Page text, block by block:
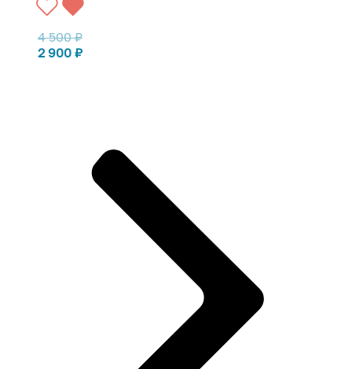
4 500₽
2 900₽